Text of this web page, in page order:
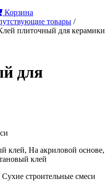
Корзина
товары /
плиточный для керамики
для
клей, На акриловой основе,
клей
строительные смеси